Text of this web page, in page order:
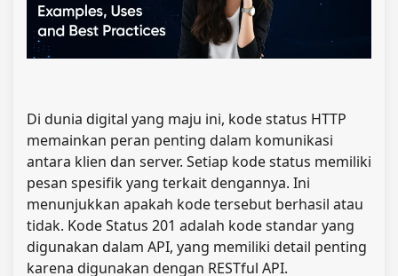
Di dunia digital yang maju ini, kode status HTTP
memainkan peran penting dalam komunikasi
antara klien dan server. Setiap kode status memiliki
pesan spesifik yang terkait dengannya. Ini
menunjukkan apakah kode tersebut berhasil atau
tidak. Kode Status 201 adalah kode standar yang
digunakan dalam API, yang memiliki detail penting
karena digunakan dengan RESTful API.